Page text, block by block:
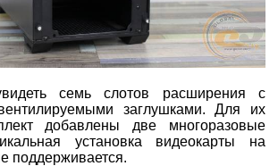
семь слотов расширения с
заглушками. Для их
добавлены две многоразовые
установка видеокарты на
поддерживается.